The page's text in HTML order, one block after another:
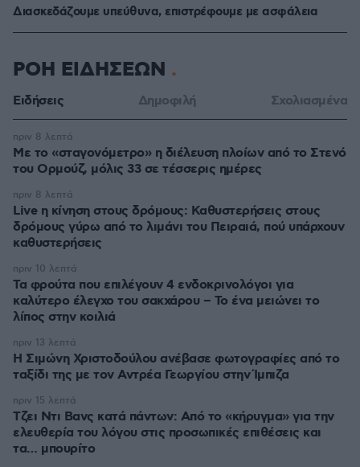
Διασκεδάζουμε υπεύθυνα, επιστρέφουμε με ασφάλεια
ΡΟΗ ΕΙΔΗΣΕΩΝ
Ειδήσεις Δημοφιλή Σχολιασμένα
Με το «σταγονόμετρο» η διέλευση πλοίων από το Στενό
του Ορμούζ, μόλις 33 σε τέσσερις ημέρες
πριν 8 λεπτά
Live η κίνηση στους δρόμους: Καθυστερήσεις στους
δρόμους γύρω από το λιμάνι του Πειραιά, πού υπάρχουν
καθυστερήσεις
πριν 8 λεπτά
Τα φρούτα που επιλέγουν 4 ενδοκρινολόγοι για
καλύτερο έλεγχο του σακχάρου – Το ένα μειώνει το
λίπος στην κοιλιά
πριν 10 λεπτά
Η Σιμώνη Χριστοδούλου ανέβασε φωτογραφίες από το
ταξίδι της με τον Αντρέα Γεωργίου στην Ίμπιζα
πριν 13 λεπτά
Τζει Ντι Βανς κατά πάντων: Από το «κήρυγμα» για την
ελευθερία του λόγου στις προσωπικές επιθέσεις και
τα… μπουρίτο
πριν 15 λεπτά